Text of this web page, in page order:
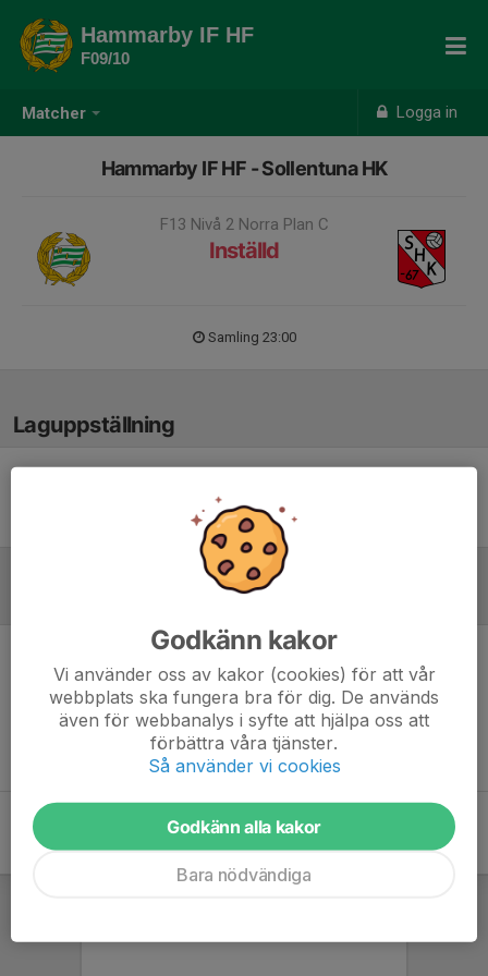
Matcher Logga in
Hammarby IF HF
F09/10
Hammarby IF HF - Sollentuna HK
F13 Nivå 2 Norra Plan C
Inställd
Samling 23:00
Laguppställning
Ingen uppställning ifylld
Inget referat skrivet
Godkänn kakor
Vi använder oss av kakor (cookies) för att vår
webbplats ska fungera bra för dig. De används
även för webbanalys i syfte att hjälpa oss att
förbättra våra tjänster.
Så använder vi cookies
Godkänn alla kakor
Bara nödvändiga